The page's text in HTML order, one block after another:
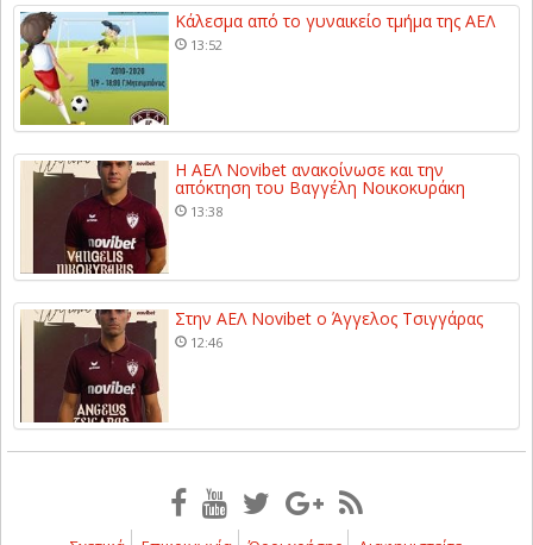
Κάλεσμα από το γυναικείο τμήμα της ΑΕΛ
13:52
Η ΑΕΛ Novibet ανακοίνωσε και την
απόκτηση του Βαγγέλη Νοικοκυράκη
13:38
Στην ΑΕΛ Novibet ο Άγγελος Τσιγγάρας
12:46